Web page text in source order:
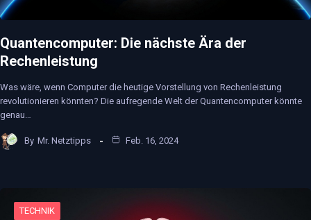
Quantencomputer: Die nächste Ära der
Rechenleistung
Was wäre, wenn Computer die heutige Vorstellung von Rechenleistung
revolutionieren könnten? Die aufregende Welt der Quantencomputer könnte
genau…
By Mr. Netztipps Feb. 16, 2024
TECHNIK